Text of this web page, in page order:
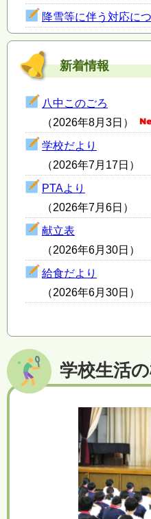
降雪等に伴う対応に
新着情報
八中このごろ
（2026年8月3日）
学校だより
（2026年7月17日）
PTAより
（2026年7月6日）
献立表
（2026年6月30日）
給食だより
（2026年6月30日）
学校生活